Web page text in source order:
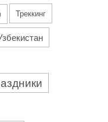
Треккинг